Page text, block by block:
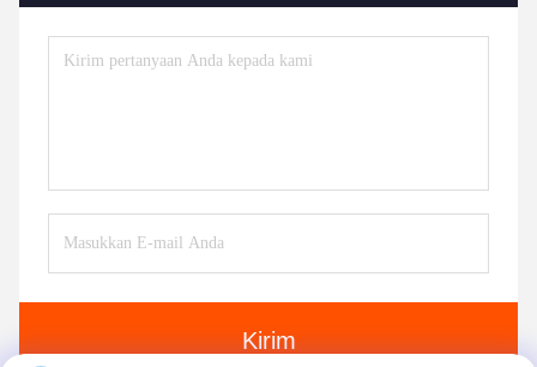
Kirim